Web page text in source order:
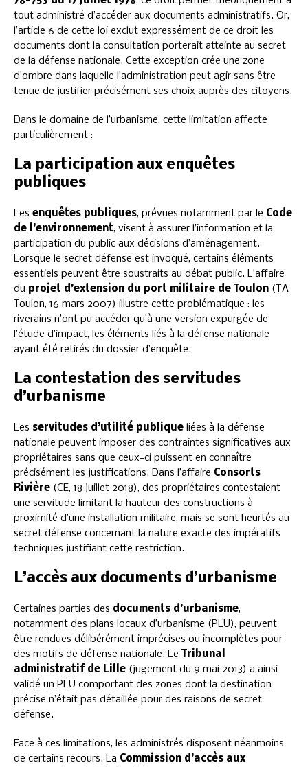
tout administré d’accéder aux documents administratifs. Or,
l’article 6 de cette loi exclut expressément de ce droit les
documents dont la consultation porterait atteinte au secret
de la défense nationale. Cette exception crée une zone
d’ombre dans laquelle l’administration peut agir sans être
tenue de justifier précisément ses choix auprès des citoyens.
Dans le domaine de l’urbanisme, cette limitation affecte
particulièrement :
La participation aux enquêtes
publiques
Les enquêtes publiques, prévues notamment par le Code
de l’environnement, visent à assurer l’information et la
participation du public aux décisions d’aménagement.
Lorsque le secret défense est invoqué, certains éléments
essentiels peuvent être soustraits au débat public. L’affaire
du projet d’extension du port militaire de Toulon (TA
Toulon, 16 mars 2007) illustre cette problématique : les
riverains n’ont pu accéder qu’à une version expurgée de
l’étude d’impact, les éléments liés à la défense nationale
ayant été retirés du dossier d’enquête.
La contestation des servitudes
d’urbanisme
Les servitudes d’utilité publique liées à la défense
nationale peuvent imposer des contraintes significatives aux
propriétaires sans que ceux-ci puissent en connaître
précisément les justifications. Dans l’affaire Consorts
Rivière (CE, 18 juillet 2018), des propriétaires contestaient
une servitude limitant la hauteur des constructions à
proximité d’une installation militaire, mais se sont heurtés au
secret défense concernant la nature exacte des impératifs
techniques justifiant cette restriction.
L’accès aux documents d’urbanisme
Certaines parties des documents d’urbanisme,
notamment des plans locaux d’urbanisme (PLU), peuvent
être rendues délibérément imprécises ou incomplètes pour
des motifs de défense nationale. Le
Tribunal
administratif de Lille (jugement du 9 mai 2013) a ainsi
validé un PLU comportant des zones dont la destination
précise n’était pas détaillée pour des raisons de secret
défense.
Face à ces limitations, les administrés disposent néanmoins
de certains recours. La Commission d’accès aux